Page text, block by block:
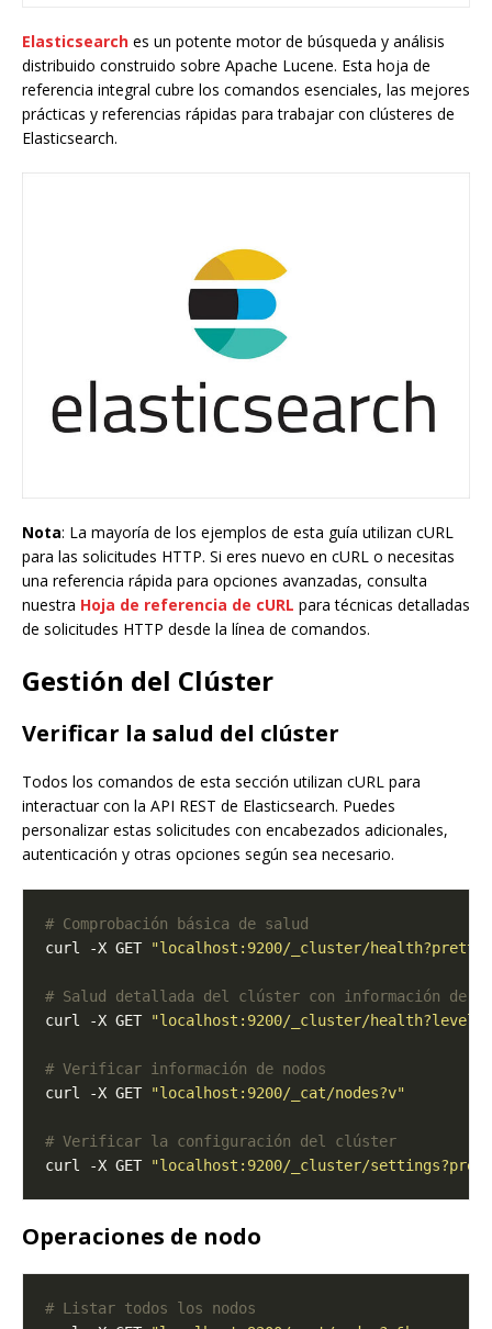
Elasticsearch es un potente motor de búsqueda y análisis
distribuido construido sobre Apache Lucene. Esta hoja de
referencia integral cubre los comandos esenciales, las mejores
prácticas y referencias rápidas para trabajar con clústeres de
Elasticsearch.
Nota: La mayoría de los ejemplos de esta guía utilizan cURL
para las solicitudes HTTP. Si eres nuevo en cURL o necesitas
una referencia rápida para opciones avanzadas, consulta
nuestra Hoja de referencia de cURL para técnicas detalladas
de solicitudes HTTP desde la línea de comandos.
Gestión del Clúster
Verificar la salud del clúster
Todos los comandos de esta sección utilizan cURL para
interactuar con la API REST de Elasticsearch. Puedes
personalizar estas solicitudes con encabezados adicionales,
autenticación y otras opciones según sea necesario.
# Comprobación básica de salud
curl -X GET
"localhost:9200/_cluster/health?pretty"
# Salud detallada del clúster con información de
curl -X GET
"localhost:9200/_cluster/
# Verificar información de nodos
curl -X GET
"localhost:9200/_cat/nodes?v"
# Verificar la configuración del clúster
curl -X GET
"localhost:9200/_cluster/
Operaciones de nodo
# Listar todos los nodos